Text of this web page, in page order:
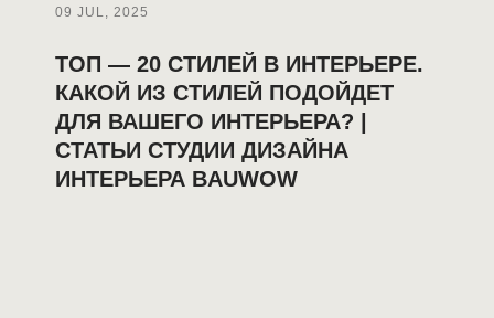
09 JUL, 2025
ТОП — 20 СТИЛЕЙ В ИНТЕРЬЕРЕ.
КАКОЙ ИЗ СТИЛЕЙ ПОДОЙДЕТ
ДЛЯ ВАШЕГО ИНТЕРЬЕРА? |
СТАТЬИ СТУДИИ ДИЗАЙНА
ИНТЕРЬЕРА BAUWOW